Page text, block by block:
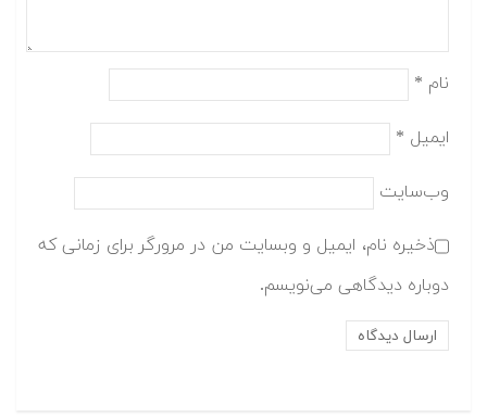
نام *
ایمیل *
وب‌سایت
ذخیره نام، ایمیل و وبسایت من در مرورگر برای زمانی که
دوباره دیدگاهی می‌نویسم.